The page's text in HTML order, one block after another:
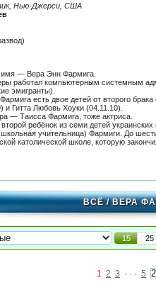
Нью-Джерси, США
— Вера Энн Фармига.
работал компьютерным системным
эмигранты).
есть двое детей от второго
и Гитта Любовь Хоуки (04.11.10).
— Таисса Фармига, тоже актриса.
ребёнок из семи детей
учительница) Фармиги. До
католической школе, которую
ВСЁ/ ВЕРА
15 25
1 2 3 · · · 5